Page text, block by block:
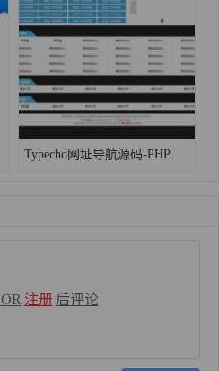
Typecho网址导航源码-PHP自适应简单个人导航网站源码下载
OR 注册 后评论